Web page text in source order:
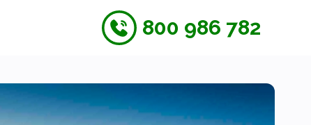
800 986 782